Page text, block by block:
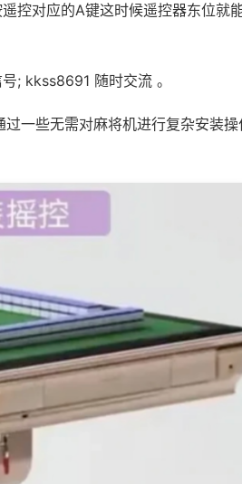
控对应的A键这时候遥控器东位就
; kkss8691 随时交流 。
一些无需对麻将机进行复杂安装操